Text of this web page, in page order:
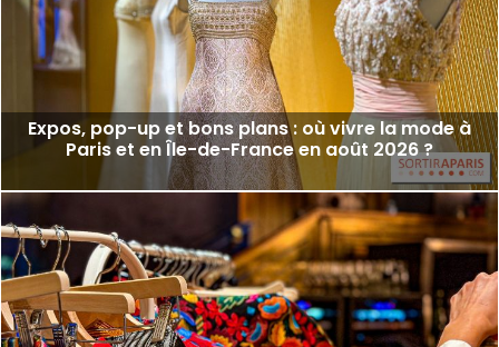
Expos, pop-up et bons plans : où vivre la mode à
Paris et en Île-de-France en août 2026 ?